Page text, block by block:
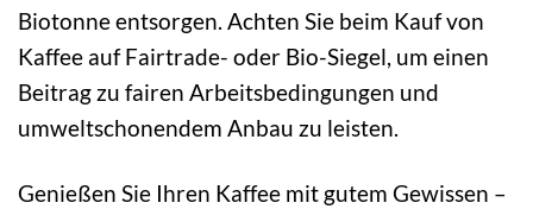
Biotonne entsorgen. Achten Sie beim Kauf von
Kaffee auf Fairtrade- oder Bio-Siegel, um einen
Beitrag zu fairen Arbeitsbedingungen und
umweltschonendem Anbau zu leisten.
Genießen Sie Ihren Kaffee mit gutem Gewissen –